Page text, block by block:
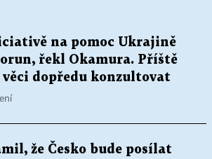
na pomoc Ukrajině
řekl Okamura. Příště
věci dopředu konzultovat
že Česko bude posílat